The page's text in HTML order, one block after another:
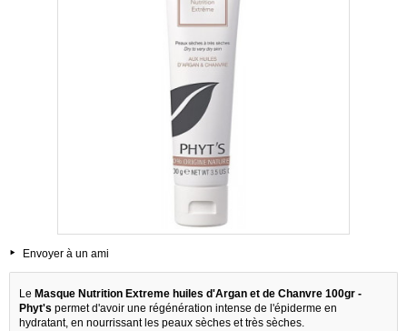
Envoyer à un ami
Le Masque Nutrition Extreme huiles d'Argan et de Chanvre 100gr -
Phyt's permet d'avoir une régénération intense de l'épiderme en
hydratant, en nourrissant les peaux sèches et très sèches.